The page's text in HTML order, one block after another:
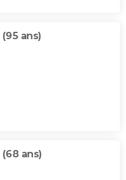
(95 ans)
(68 ans)